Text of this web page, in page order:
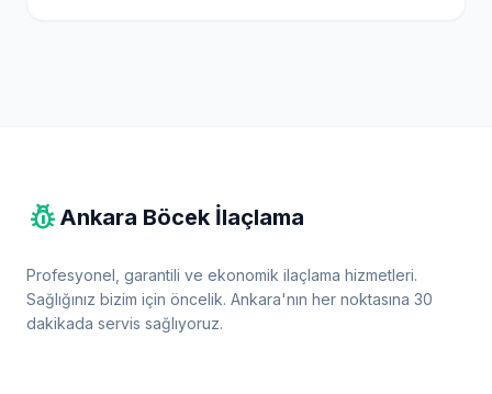
pest_control Ankara Böcek İlaçlama
Profesyonel, garantili ve ekonomik ilaçlama hizmetleri.
Sağlığınız bizim için öncelik. Ankara'nın her noktasına 30
dakikada servis sağlıyoruz.